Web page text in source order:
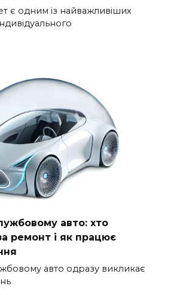
є одним із найважливіших
авто: хто
ремонт і як працює
авто одразу викликає